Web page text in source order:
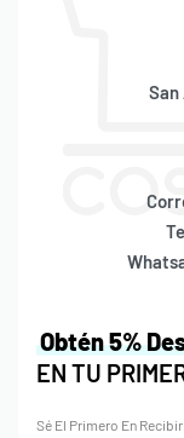
San
Obtén 5%
EN TU
Sé El Primero En